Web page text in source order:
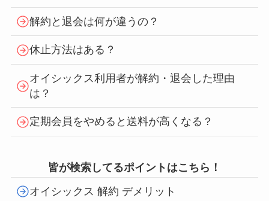
解約と退会は何が違うの？
休止方法はある？
オイシックス利用者が解約・退会した理由
は？
定期会員をやめると送料が高くなる？
皆が検索してるポイントはこちら！
オイシックス 解約 デメリット